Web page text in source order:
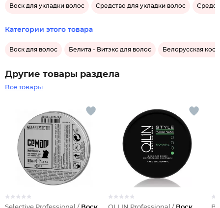
Воск для укладки волос Средство для укладки волос
Категории этого товара
Воск для волос Белита - Витэкс для волос Белорусская
Другие товары раздела
Все товары